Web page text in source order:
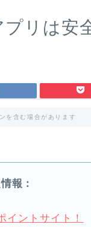
プリは安
を含む場合があります
報：
イントサイト！